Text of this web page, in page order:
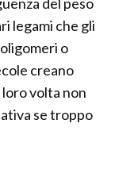
legami che gli
o
creano
volta non
se troppo